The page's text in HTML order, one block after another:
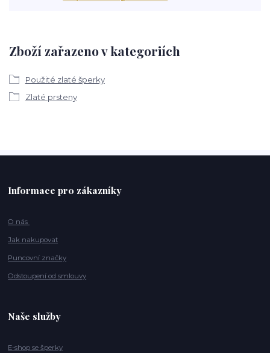
Zboží zařazeno v kategoriích
Použité zlaté šperky
Zlaté prsteny
Informace pro zákazníky
O nás
Jak nakupovat
Puncovní značky
Odstoupení od smlouvy
Naše služby
E-shop se šperky